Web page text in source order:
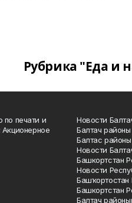
Рубрика "Еда и
по печати и
Новости
Балтач районы
Балтас
Новости
Башкортстан
Новости
Башҡортостан
Башкортстан
Балтач